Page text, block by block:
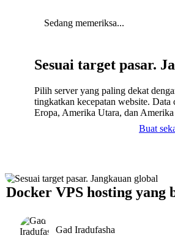
Sedang memeriksa...
Sesuai target pasar.
Pilih server yang paling dekat
tingkatkan kecepatan website.
Eropa, Amerika Utara, dan Amerika
Buat
Docker VPS hosting yang
Gad Iradufasha